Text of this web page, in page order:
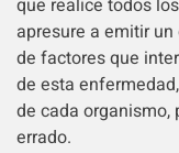
que realice todos
apresure a emitir
de factores que
de esta
de cada
errado.